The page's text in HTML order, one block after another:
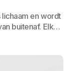
lichaam en wordt
buitenaf. Elk…